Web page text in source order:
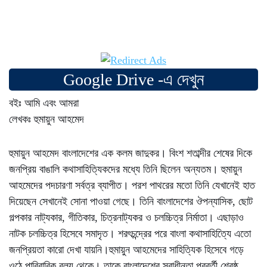
Google Drive -এ দেখুন
বইঃ আমি এবং আমরা
লেখকঃ হুমায়ুন আহমেদ
হুমায়ুন আহমেদ বাংলাদেশের এক কলম জাদুকর। বিংশ শতাব্দীর শেষের দিকে
জনপ্রিয় বাঙালি কথাসাহিত্যিকদের মধ্যে তিনি ছিলেন অন্যতম। হুমায়ুন
আহমেদের পদচারণা সর্বত্র ব্যাপীত। পরশ পাথরের মতো তিনি যেখানেই হাত
দিয়েছেন সেখানেই সোনা পাওয়া গেছে। তিনি বাংলাদেশের ঔপন্যাসিক, ছোট
গল্পকার নাট্যকার, গীতিকার, চিত্রনাট্যকর ও চলচ্চিত্র নির্মাতা। এছাড়াও
নাটক চলচ্চিত্র হিসেবে সমাদৃত। শরৎচন্দ্রের পরে বাংলা কথাসাহিত্যিে এতো
জনপ্রিয়তা কারো দেখা যায়নি।হুমায়ুন আহমেদের সাহিত্যিক হিসেবে গড়ে